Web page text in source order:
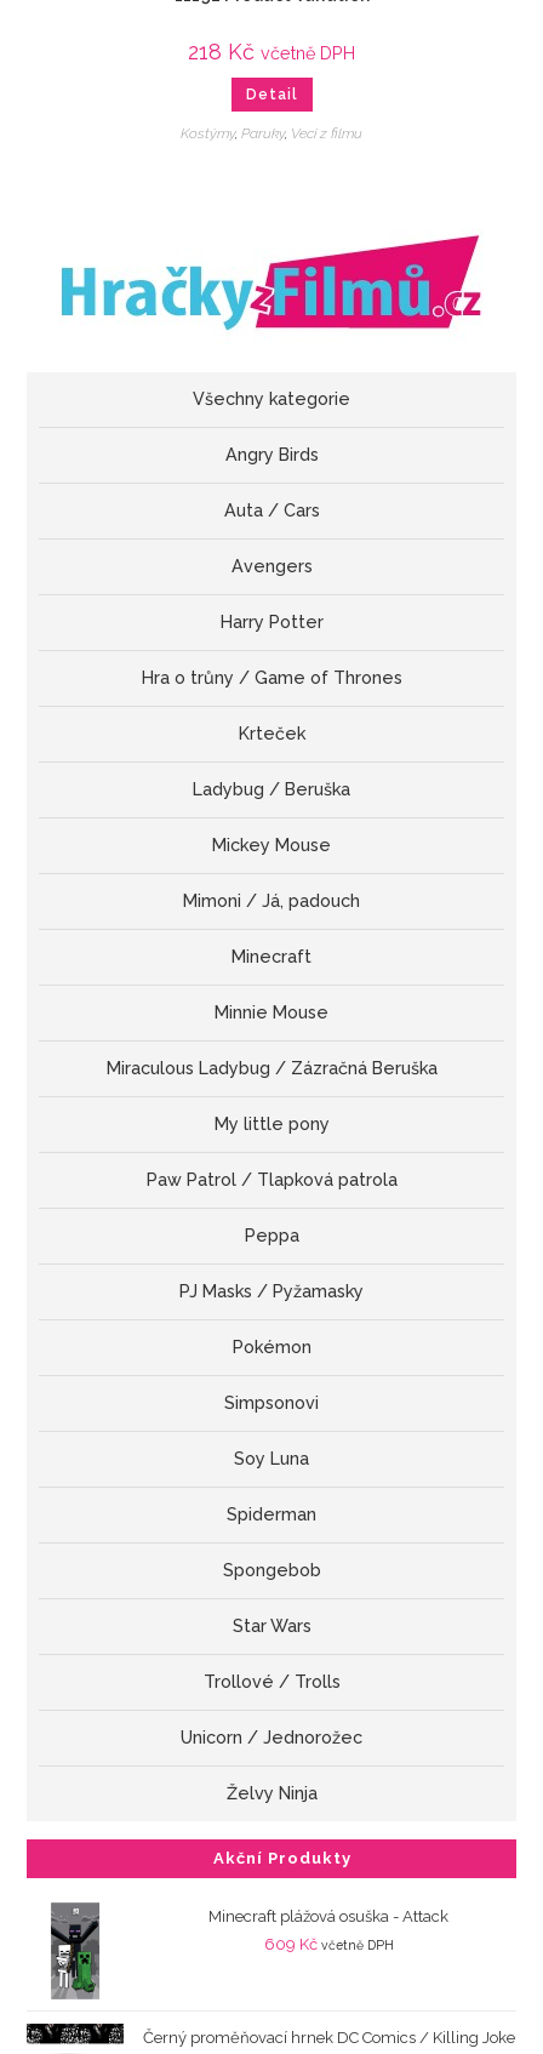
218 Kč včetně DPH
Detail
Kostýmy, Paruky, Veci z filmu
Všechny kategorie
Angry Birds
Auta / Cars
Avengers
Harry Potter
Hra o trůny / Game of Thrones
Krteček
Ladybug / Beruška
Mickey Mouse
Mimoni / Já, padouch
Minecraft
Minnie Mouse
Miraculous Ladybug / Zázračná Beruška
My little pony
Paw Patrol / Tlapková patrola
Peppa
PJ Masks / Pyžamasky
Pokémon
Simpsonovi
Soy Luna
Spiderman
Spongebob
Star Wars
Trollové / Trolls
Unicorn / Jednorožec
Želvy Ninja
Akční Produkty
Minecraft plážová osuška - Attack
609 Kč včetně DPH
Černý proměňovací hrnek DC Comics / Killing Joke